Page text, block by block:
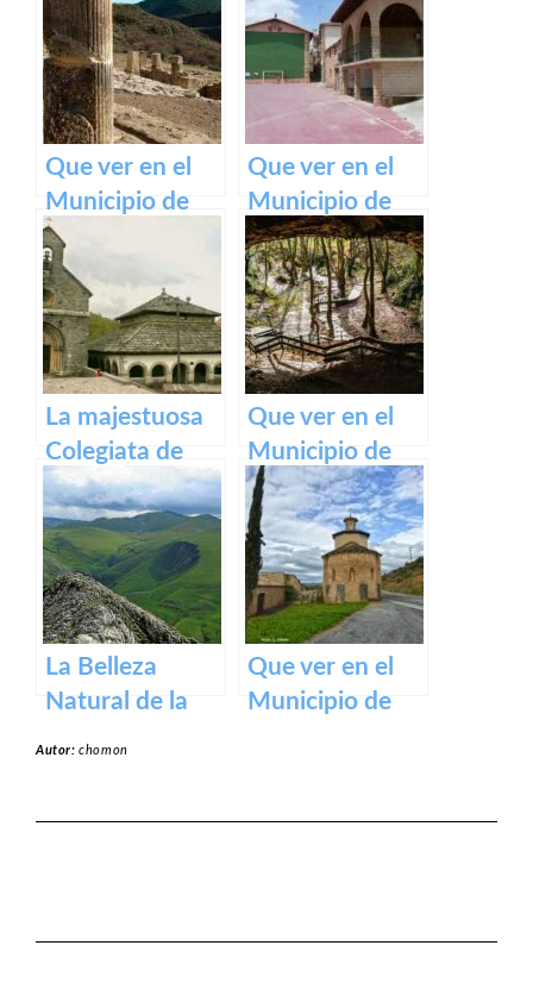
belleza de este
pueblo.
Que ver en el
Municipio de
Eslava
(Navarra) en
Navarra
Que ver en el
Municipio de
Armañanzas en
Navarra
La majestuosa
Colegiata de
Roncesvalles:
un tesoro
medieval en los
Pirineos
Que ver en el
Municipio de
Zugarramurdi
en Navarra
La Belleza
Natural de la
Que ver en el
Municipio de
Autor:chomon